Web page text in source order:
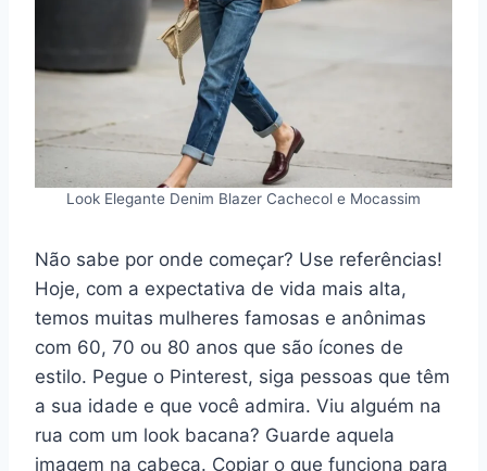
Look Elegante Denim Blazer Cachecol e Mocassim
Não sabe por onde começar? Use referências!
Hoje, com a expectativa de vida mais alta,
temos muitas mulheres famosas e anônimas
com 60, 70 ou 80 anos que são ícones de
estilo. Pegue o Pinterest, siga pessoas que têm
a sua idade e que você admira. Viu alguém na
rua com um look bacana? Guarde aquela
imagem na cabeça. Copiar o que funciona para